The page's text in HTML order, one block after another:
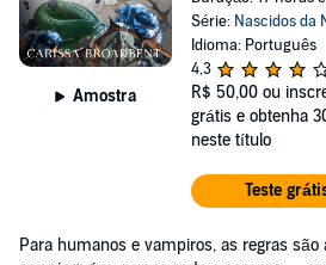
Amostra
Série: Nascidos da
Idioma: Português
4,3
R$ 50,00 ou
grátis e obtenha
neste título
Teste
Para humanos e vampiros, as regras